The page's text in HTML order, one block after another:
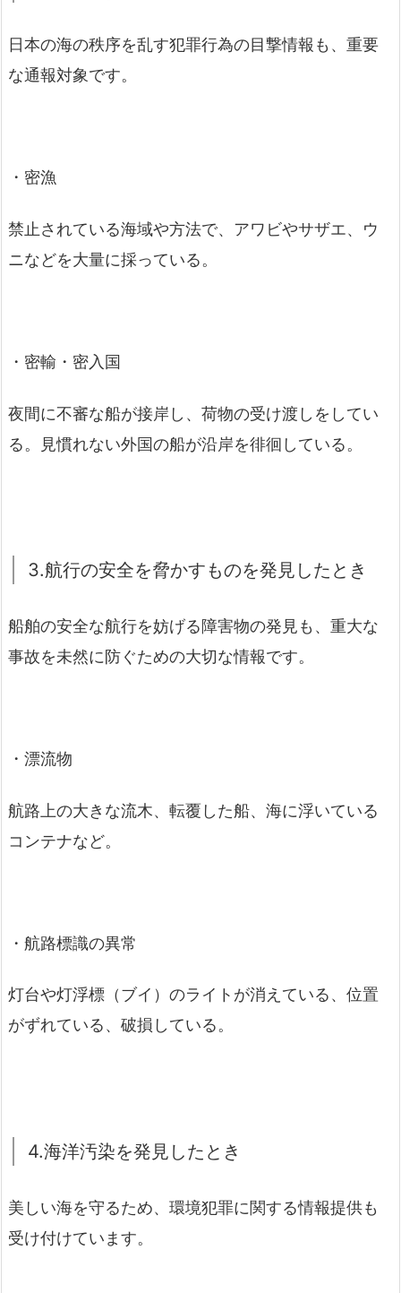
日本の海の秩序を乱す犯罪行為の目撃情報も、重要
な通報対象です。
・密漁
禁止されている海域や方法で、アワビやサザエ、ウ
ニなどを大量に採っている。
・密輸・密入国
夜間に不審な船が接岸し、荷物の受け渡しをしてい
る。見慣れない外国の船が沿岸を徘徊している。
3.航行の安全を脅かすものを発見したとき
船舶の安全な航行を妨げる障害物の発見も、重大な
事故を未然に防ぐための大切な情報です。
・漂流物
航路上の大きな流木、転覆した船、海に浮いている
コンテナなど。
・航路標識の異常
灯台や灯浮標（ブイ）のライトが消えている、位置
がずれている、破損している。
4.海洋汚染を発見したとき
美しい海を守るため、環境犯罪に関する情報提供も
受け付けています。